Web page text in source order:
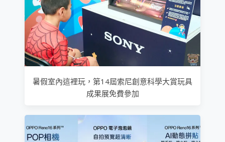
暑假室內這裡玩，第14屆索尼創意科學大賞玩具
成果展免費參加